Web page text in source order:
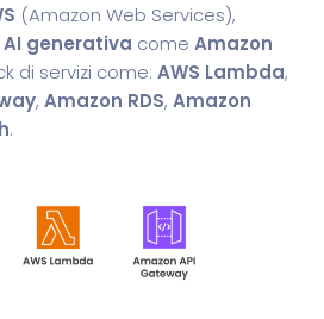
(Amazon Web Services),
AI generativa come Amazon
di servizi come: AWS Lambda,
, Amazon RDS, Amazon
.